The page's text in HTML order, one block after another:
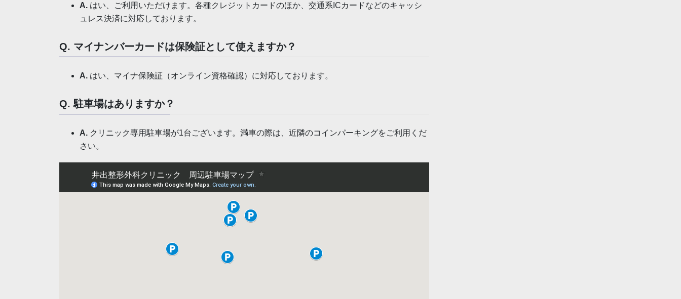
A. はい、ご利用いただけます。各種クレジットカードのほか、交通系ICカードなどのキャッシ
ュレス決済に対応しております。
Q. マイナンバーカードは保険証として使えますか？
A. はい、マイナ保険証（オンライン資格確認）に対応しております。
Q. 駐車場はありますか？
A. クリニック専用駐車場が1台ございます。満車の際は、近隣のコインパーキングをご利用くだ
さい。